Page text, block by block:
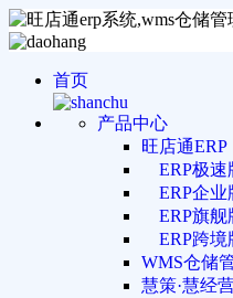
首页
产品中心
旺店通ERP
ERP极速
ERP企业
ERP旗舰
ERP跨境
WMS仓储
慧策·慧经